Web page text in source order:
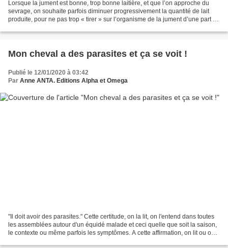
Lorsque la jument est bonne, trop bonne laitière, et que l’on approche du
sevrage, on souhaite parfois diminuer progressivement la quantité de lait
produite, pour ne pas trop « tirer » sur l’organisme de la jument d’une part et
Mon cheval a des parasites et ça se voit !
Publié le 12/01/2020 à 03:42
Par Anne ANTA. Editions Alpha et Omega
"Il doit avoir des parasites." Cette certitude, on la lit, on l'entend dans toutes
les assemblées autour d'un équidé malade et ceci quelle que soit la saison,
le contexte ou même parfois les symptômes. A cette affirmation, on lit ou on